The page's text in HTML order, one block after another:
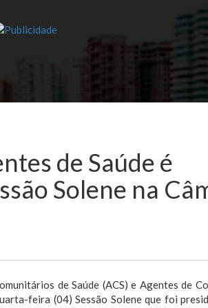
de Saúde é
Solene na
de Saúde (ACS) e Agentes de
feira (04) Sessão Solene que foi